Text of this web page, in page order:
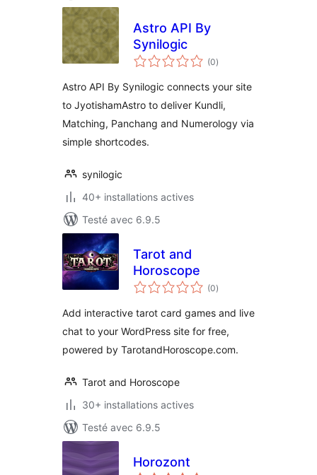
Astro API By
Synilogic
(0notes
en
)
Astro API By Synilogic connects your site
to JyotishamAstro to deliver Kundli,
Matching, Panchang and Numerology via
simple shortcodes.
synilogic
40+ installations actives
Testé avec 6.9.5
Tarot and
Horoscope
(0notes
en
)
Add interactive tarot card games and live
chat to your WordPress site for free,
powered by TarotandHoroscope.com.
Tarot and Horoscope
30+ installations actives
Testé avec 6.9.5
Horozont